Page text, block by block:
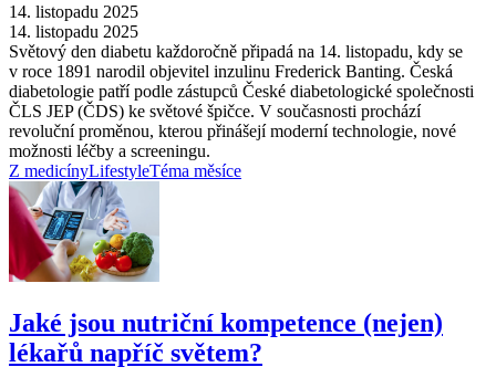
14. listopadu 2025
14. listopadu 2025
Světový den diabetu každoročně připadá na 14. listopadu, kdy se
v roce 1891 narodil objevitel inzulinu Frederick Banting. Česká
diabetologie patří podle zástupců České diabetologické společnosti
ČLS JEP (ČDS) ke světové špičce. V současnosti prochází
revoluční proměnou, kterou přinášejí moderní technologie, nové
možnosti léčby a screeningu.
Z medicínyLifestyleTéma měsíce
Jaké jsou nutriční kompetence (nejen)
lékařů napříč světem?